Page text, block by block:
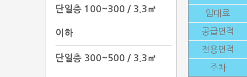
단일층 100~300 / 3.3㎡
이하
단일층 300~500 / 3.3㎡
임대료
공급면적
전용면적
주차